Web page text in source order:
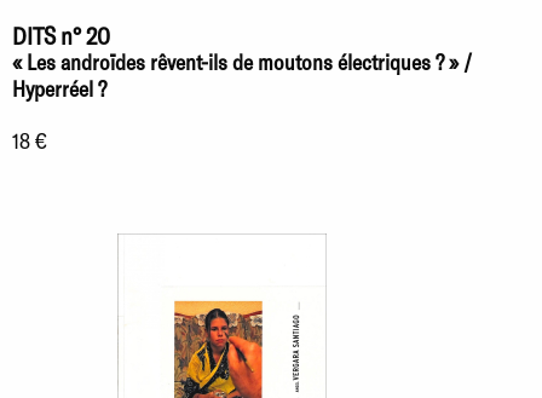
DITS n° 20
« Les androïdes rêvent-ils de moutons électriques ? » /
Hyperréel ?
18 €